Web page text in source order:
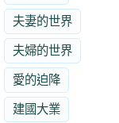
夫妻的世界
夫婦的世界
愛的迫降
建國大業